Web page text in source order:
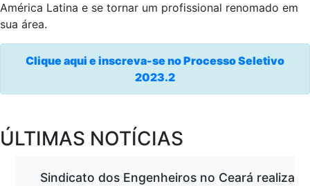
América Latina e se tornar um profissional renomado em
sua área.
Clique aqui e inscreva-se no Processo Seletivo
2023.2
ÚLTIMAS NOTÍCIAS
Sindicato dos Engenheiros no Ceará realiza